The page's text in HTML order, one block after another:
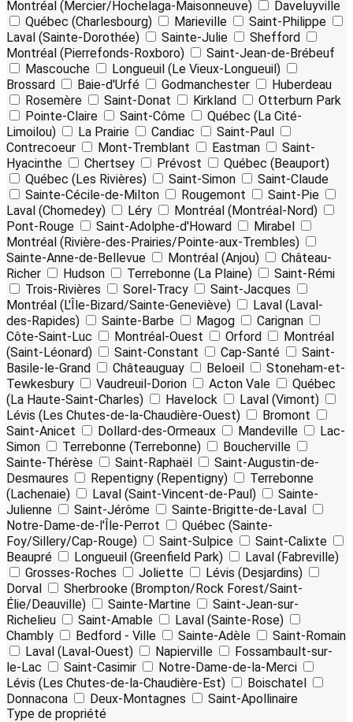
Montréal (Mercier/Hochelaga-Maisonneuve)
Daveluyville
Québec (Charlesbourg)
Marieville
Saint-Philippe
Laval (Sainte-Dorothée)
Sainte-Julie
Shefford
Montréal (Pierrefonds-Roxboro)
Saint-Jean-de-Brébeuf
Mascouche
Longueuil (Le Vieux-Longueuil)
Brossard
Baie-d'Urfé Godmanchester
Huberdeau
Rosemère
Saint-Donat Kirkland
Otterburn Park
Pointe-Claire
Saint-Côme
Québec (La Cité-
Limoilou)
La Prairie Candiac
Saint-Paul
Contrecoeur
Mont-Tremblant Eastman
Saint-
Hyacinthe
Chertsey Prévost
Québec (Beauport)
Québec (Les Rivières)
Saint-Simon
Saint-Claude
Sainte-Cécile-de-Milton
Rougemont
Saint-Pie
Laval (Chomedey)
Léry
Montréal (Montréal-Nord)
Pont-Rouge
Saint-Adolphe-d'Howard
Mirabel
Montréal (Rivière-des-Prairies/Pointe-aux-Trembles)
Sainte-Anne-de-Bellevue
Montréal (Anjou)
Château-
Richer
Hudson Terrebonne (La Plaine)
Saint-Rémi
Trois-Rivières
Sorel-Tracy
Saint-Jacques
Montréal (L'Île-Bizard/Sainte-Geneviève)
Laval (Laval-
des-Rapides)
Sainte-Barbe Magog
Carignan
Côte-Saint-Luc
Montréal-Ouest Orford
Montréal
(Saint-Léonard)
Saint-Constant Cap-Santé
Saint-
Basile-le-Grand
Châteauguay Beloeil
Stoneham-et-
Tewkesbury
Vaudreuil-Dorion Acton Vale
Québec
(La Haute-Saint-Charles)
Havelock
Laval (Vimont)
Lévis (Les Chutes-de-la-Chaudière-Ouest)
Bromont
Saint-Anicet
Dollard-des-Ormeaux Mandeville
Lac-
Simon
Terrebonne (Terrebonne)
Boucherville
Sainte-Thérèse
Saint-Raphaël
Saint-Augustin-de-
Desmaures
Repentigny (Repentigny)
Terrebonne
(Lachenaie)
Laval (Saint-Vincent-de-Paul)
Sainte-
Julienne
Saint-Jérôme
Sainte-Brigitte-de-Laval
Notre-Dame-de-l'Île-Perrot
Québec (Sainte-
Foy/Sillery/Cap-Rouge)
Saint-Sulpice
Saint-Calixte
Beaupré
Longueuil (Greenfield Park)
Laval (Fabreville)
Grosses-Roches
Joliette
Lévis (Desjardins)
Dorval
Sherbrooke (Brompton/Rock Forest/Saint-
Élie/Deauville)
Sainte-Martine
Saint-Jean-sur-
Richelieu
Saint-Amable
Laval (Sainte-Rose)
Chambly
Bedford - Ville Sainte-Adèle
Saint-Romain
Laval (Laval-Ouest)
Napierville
Fossambault-sur-
le-Lac
Saint-Casimir
Notre-Dame-de-la-Merci
Lévis (Les Chutes-de-la-Chaudière-Est)
Boischatel
Donnacona
Deux-Montagnes
Saint-Apollinaire
Type de propriété